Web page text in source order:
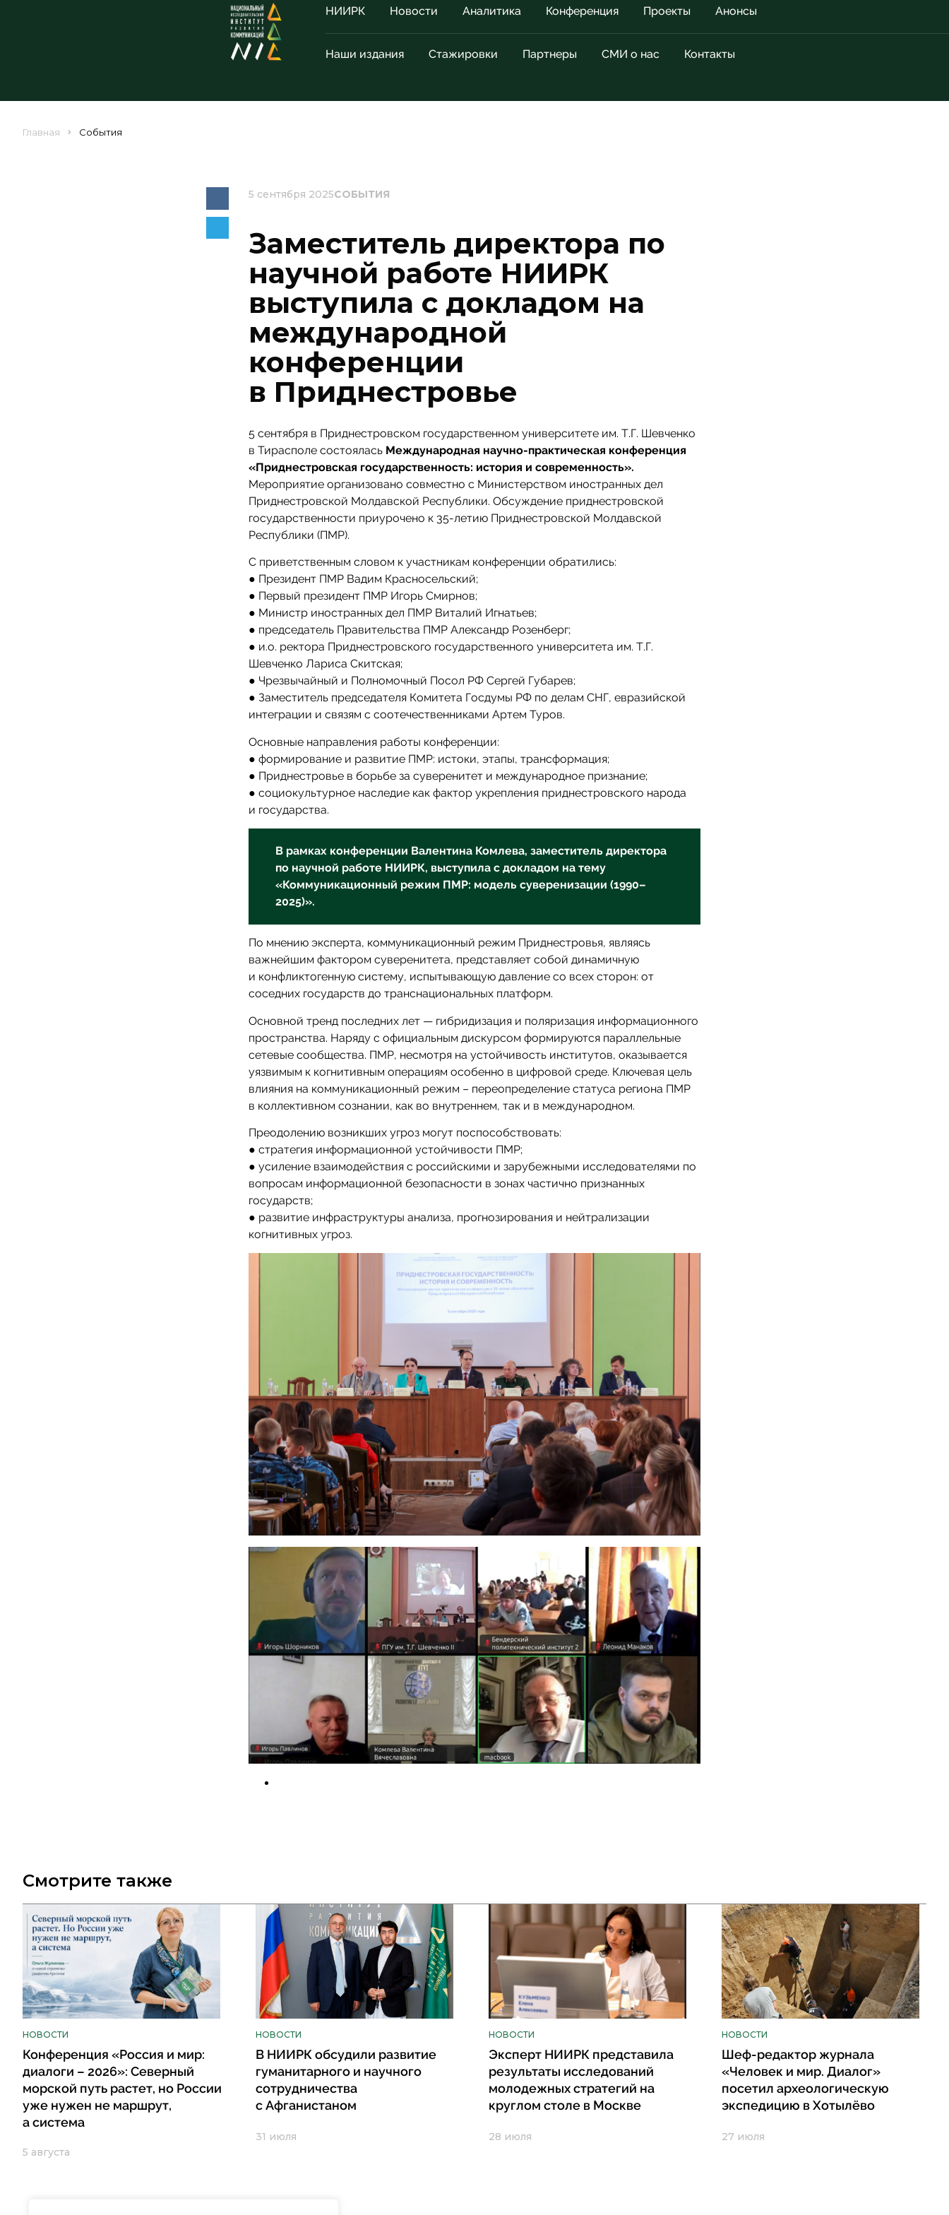
НИИРК Новости Аналитика Конференция Проекты Анонсы
Наши издания Стажировки Партнеры СМИ о нас Контакты
Главная События
5 сентября 2025СОБЫТИЯ
Заместитель директора по
научной работе НИИРК
выступила с докладом на
международной
конференции
в Приднестровье
5 сентября в Приднестровском государственном университете им. Т.Г. Шевченко
в Тирасполе состоялась Международная научно-практическая конференция
«Приднестровская государственность: история и современность».
Мероприятие организовано совместно с Министерством иностранных дел
Приднестровской Молдавской Республики. Обсуждение приднестровской
государственности приурочено к 35-летию Приднестровской Молдавской
Республики (ПМР).
С приветственным словом к участникам конференции обратились:
● Президент ПМР Вадим Красносельский;
● Первый президент ПМР Игорь Смирнов;
● Министр иностранных дел ПМР Виталий Игнатьев;
● председатель Правительства ПМР Александр Розенберг;
● и.о. ректора Приднестровского государственного университета им. Т.Г.
Шевченко Лариса Скитская;
● Чрезвычайный и Полномочный Посол РФ Сергей Губарев;
● Заместитель председателя Комитета Госдумы РФ по делам СНГ, евразийской
интеграции и связям с соотечественниками Артем Туров.
Основные направления работы конференции:
● формирование и развитие ПМР: истоки, этапы, трансформация;
● Приднестровье в борьбе за суверенитет и международное признание;
● социокультурное наследие как фактор укрепления приднестровского народа
и государства.
В рамках конференции Валентина Комлева, заместитель директора
по научной работе НИИРК, выступила с докладом на тему
«Коммуникационный режим ПМР: модель суверенизации (1990–
2025)».
По мнению эксперта, коммуникационный режим Приднестровья, являясь
важнейшим фактором суверенитета, представляет собой динамичную
и конфликтогенную систему, испытывающую давление со всех сторон: от
соседних государств до транснациональных платформ.
Основной тренд последних лет — гибридизация и поляризация информационного
пространства. Наряду с официальным дискурсом формируются параллельные
сетевые сообщества. ПМР, несмотря на устойчивость институтов, оказывается
уязвимым к когнитивным операциям особенно в цифровой среде. Ключевая цель
влияния на коммуникационный режим – переопределение статуса региона ПМР
в коллективном сознании, как во внутреннем, так и в международном.
Преодолению возникших угроз могут поспособствовать:
● стратегия информационной устойчивости ПМР;
● усиление взаимодействия с российскими и зарубежными исследователями по
вопросам информационной безопасности в зонах частично признанных
государств;
● развитие инфраструктуры анализа, прогнозирования и нейтрализации
когнитивных угроз.
Смотрите также
НОВОСТИ
Конференция «Россия и мир:
диалоги – 2026»: Северный
морской путь растет, но России
уже нужен не маршрут,
а система
5 августа
НОВОСТИ
В НИИРК обсудили развитие
гуманитарного и научного
сотрудничества
с Афганистаном
31 июля
НОВОСТИ
Эксперт НИИРК представила
результаты исследований
молодежных стратегий на
круглом столе в Москве
28 июля
НОВОСТИ
Шеф-редактор журнала
«Человек и мир. Диалог»
посетил археологическую
экспедицию в Хотылёво
27 июля